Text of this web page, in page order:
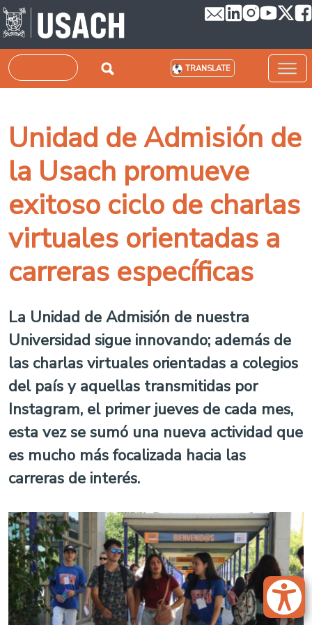
Skip to main content
Search TRANSLATE
Unidad de Admisión de
la Usach promueve
exitoso ciclo de charlas
virtuales orientadas a
carreras específicas
La Unidad de Admisión de nuestra
Universidad sigue innovando; además de
las charlas virtuales orientadas a colegios
del país y aquellas transmitidas por
Instagram, el primer jueves de cada mes,
esta vez se sumó una nueva actividad que
es mucho más focalizada hacia las
carreras de interés.